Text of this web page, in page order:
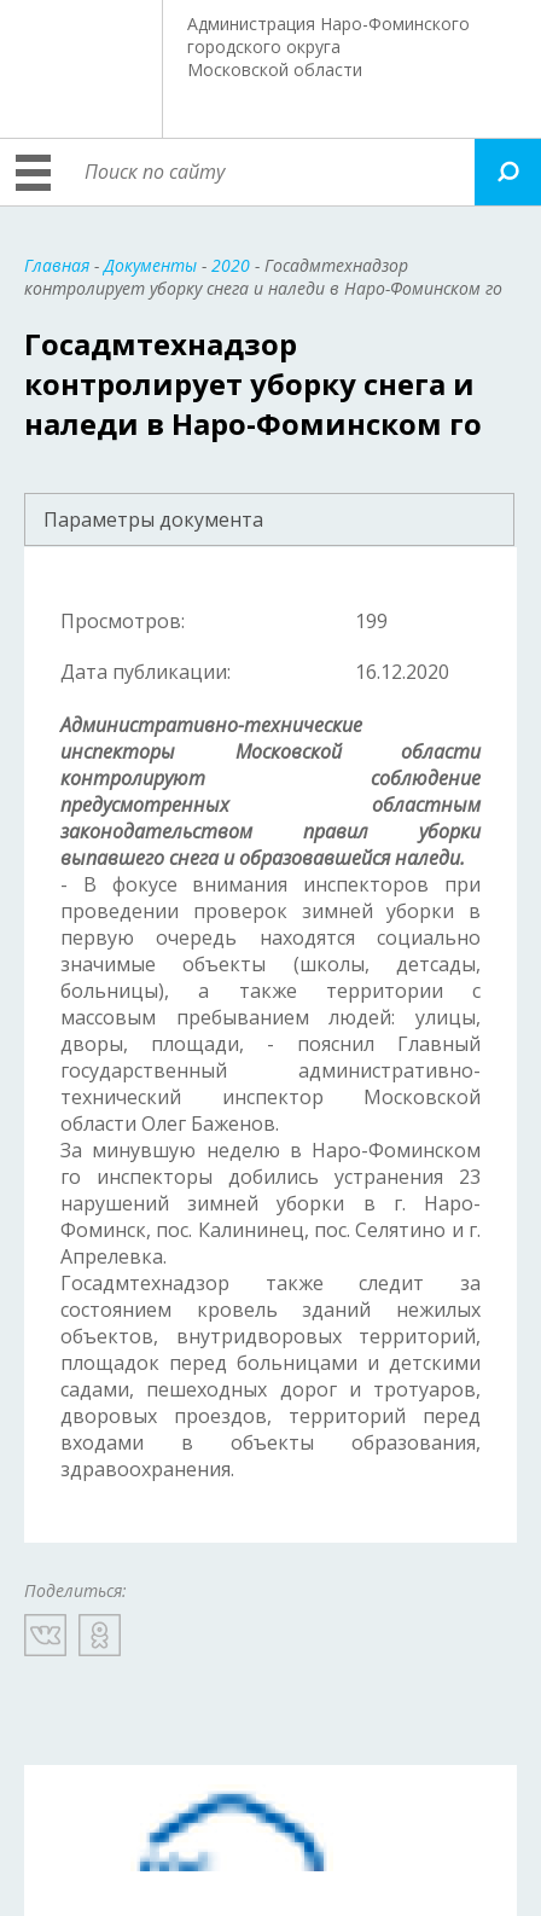
Администрация Наро-Фоминского
городского округа
Московской области
Главная -Документы - 2020 - Госадмтехнадзор
контролирует уборку снега и наледи в Наро-Фоминском го
Госадмтехнадзор
контролирует уборку снега и
наледи в Наро-Фоминском го
Параметры документа
Просмотров:
199
Дата публикации:
16.12.2020
Административно-технические
инспекторы Московской области
контролируют соблюдение
предусмотренных областным
законодательством правил уборки
выпавшего снега и образовавшейся наледи.
- В фокусе внимания инспекторов при
проведении проверок зимней уборки в
первую очередь находятся социально
значимые объекты (школы, детсады,
больницы), а также территории с
массовым пребыванием людей: улицы,
дворы, площади, - пояснил Главный
государственный административно-
технический инспектор Московской
области Олег Баженов.
За минувшую неделю в Наро-Фоминском
го инспекторы добились устранения 23
нарушений зимней уборки в г. Наро-
Фоминск, пос. Калининец, пос. Селятино и г.
Апрелевка.
Госадмтехнадзор также следит за
состоянием кровель зданий нежилых
объектов, внутридворовых территорий,
площадок перед больницами и детскими
садами, пешеходных дорог и тротуаров,
дворовых проездов, территорий перед
входами в объекты образования,
здравоохранения.
Поделиться: